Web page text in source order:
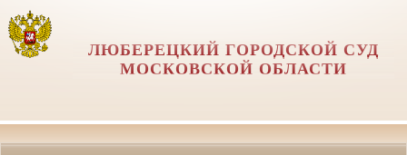
ЛЮБЕРЕЦКИЙ ГОРОДСКОЙ СУД
МОСКОВСКОЙ ОБЛАСТИ